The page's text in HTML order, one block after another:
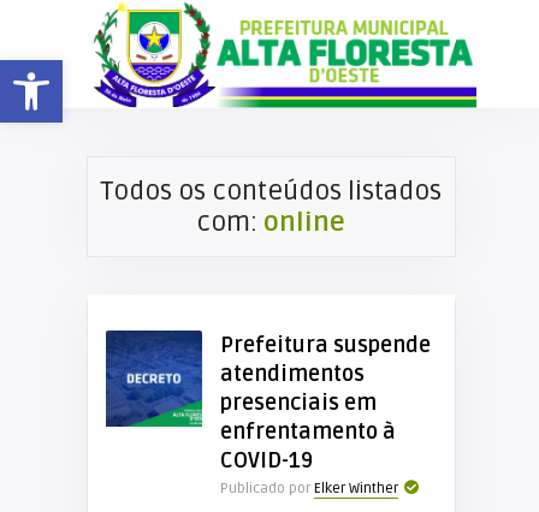
Barra de Ferramentas Aberta
Todos os conteúdos listados
com: online
Prefeitura suspende
atendimentos
presenciais em
enfrentamento à
COVID-19
Publicado por Elker Winther